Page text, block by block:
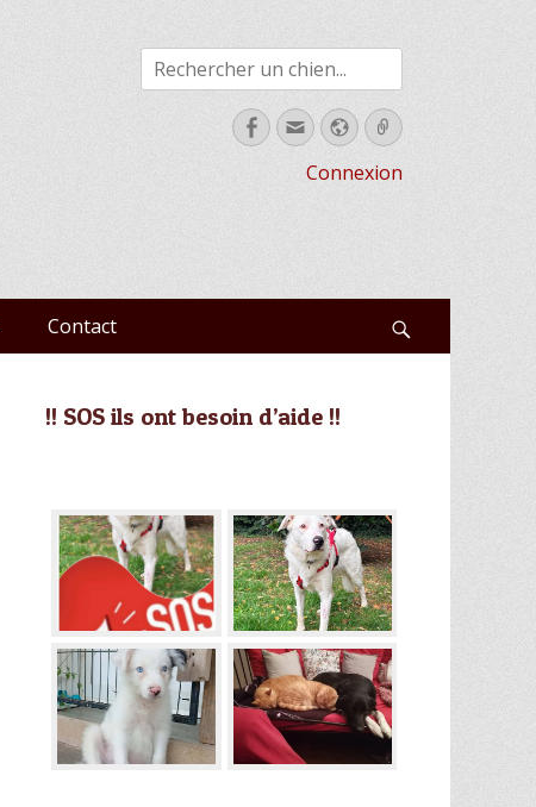
Rechercher
Facebook
EmailSite
web
Link
Connexion
Contact
!! SOS ils ont besoin d’aide !!